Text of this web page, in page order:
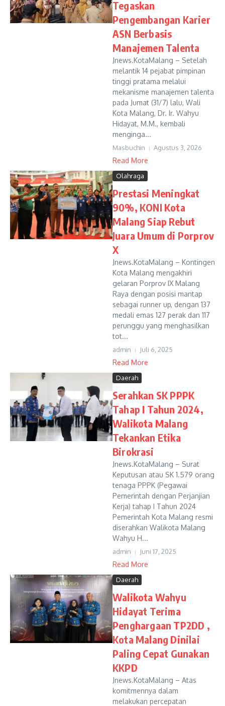
Tegaskan
Pengembangan Karier
ASN Berbasis
Manajemen Talenta
Jnews.KotaMalang – Setelah
melantik 14 pejabat pimpinan
tinggi pratama melalui
mekanisme manajemen talenta
pada Jumat (31/7) lalu, Wali
Kota Malang, Dr. Ir. Wahyu
Hidayat, M.M., kembali
menginga...
Masbuchin Agustus 3, 2026
Read More
Olahraga
Prestasi Meningkat
90%, KONI Kota
Malang Siap Rebut
Juara Umum di Porprov
X
Jnews.KotaMalang – Kontingen
Kota Malang mengakhiri
gelaran Porprov IX Malang
Raya dengan posisi mantap
sebagai runner up, dengan 137
medali emas 127 perak dan 117
perunggu yang menghasilkan
tot...
admin Juli 6, 2025
Read More
Daerah
Serahkan SK PPPK
Tahap I Tahun 2024,
Walikota Malang
Tekankan Etika
Birokrasi
Jnews.KotaMalang – Surat
Keputusan atau SK 1.579 orang
tenaga PPPK (Pegawai
Pemerintah dengan Perjanjian
Kerja) tahap I Tahun 2024
Pemerintah Kota Malang resmi
diserahkan Walikota Malang
Wahyu H...
admin Juni 17, 2025
Read More
Daerah
Walikota Wahyu
Hidayat Terima
Penghargaan TP2DD ,
Kota Malang Dinilai
Paling Cepat Gunakan
KKPD
Jnews.KotaMalang – Atas
komitmennya dalam
melakukan percepatan